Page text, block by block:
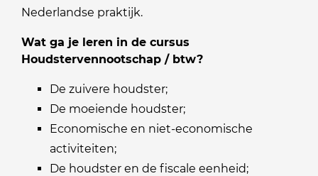
Nederlandse praktijk.
Wat ga je leren in de cursus
Houdstervennootschap / btw?
De zuivere houdster;
De moeiende houdster;
Economische en niet-economische
activiteiten;
De houdster en de fiscale eenheid;